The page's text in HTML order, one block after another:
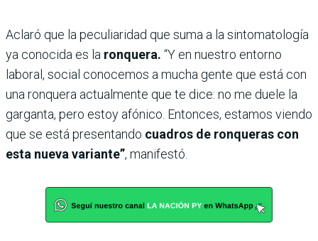
Aclaró que la peculiaridad que suma a la sintomatología
ya conocida es la ronquera. “Y en nuestro entorno
laboral, social conocemos a mucha gente que está con
una ronquera actualmente que te dice: no me duele la
garganta, pero estoy afónico. Entonces, estamos viendo
que se está presentando cuadros de ronqueras con
esta nueva variante”, manifestó.